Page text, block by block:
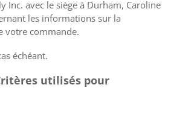
Inc. avec le siège à Durham, Caroline
les informations sur la
votre commande.
échéant.
utilisés pour